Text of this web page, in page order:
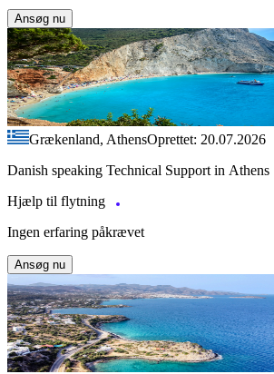
Ansøg nu
Grækenland, AthensOprettet: 20.07.2026
Danish speaking Technical Support in Athens
Hjælp til flytning
Ingen erfaring påkrævet
Ansøg nu